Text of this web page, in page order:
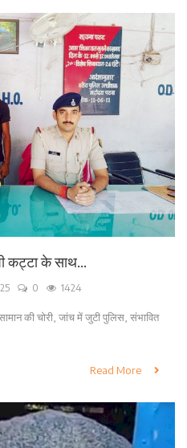
कट्टा के साथ...
0 1424
की चोरी, जांच में जुटी पुलिस, संभावित
Read More